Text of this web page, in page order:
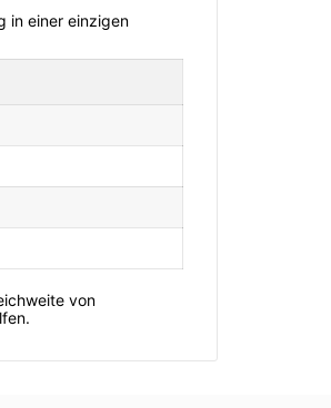
in einer einzigen
von